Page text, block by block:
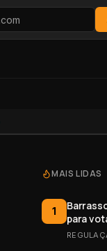
MAIS LIDAS
1
para